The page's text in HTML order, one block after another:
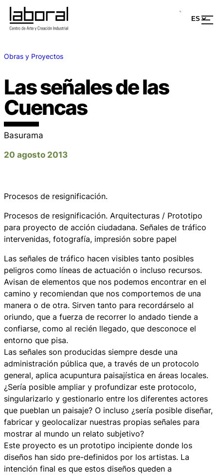
Obras y Proyectos
Las señales de las
Cuencas
Basurama
20 agosto 2013
Procesos de resignificación.
Procesos de resignificación. Arquitecturas / Prototipo
para proyecto de acción ciudadana. Señales de tráfico
intervenidas, fotografía, impresión sobre papel
Las señales de tráfico hacen visibles tanto posibles
peligros como líneas de actuación o incluso recursos.
Avisan de elementos que nos podemos encontrar en el
camino y recomiendan que nos comportemos de una
manera o de otra. Sirven tanto para recordárselo al
oriundo, que a fuerza de recorrer lo andado tiende a
confiarse, como al recién llegado, que desconoce el
entorno que pisa.
Las señales son producidas siempre desde una
administración pública que, a través de un protocolo
general, aplica acupuntura paisajística en áreas locales.
¿Sería posible ampliar y profundizar este protocolo,
singularizarlo y gestionarlo entre los diferentes actores
que pueblan un paisaje? O incluso ¿sería posible diseñar,
fabricar y geolocalizar nuestras propias señales para
mostrar al mundo un relato subjetivo?
Este proyecto es un prototipo incipiente donde los
diseños han sido pre-definidos por los artistas. La
intención final es que estos diseños queden a